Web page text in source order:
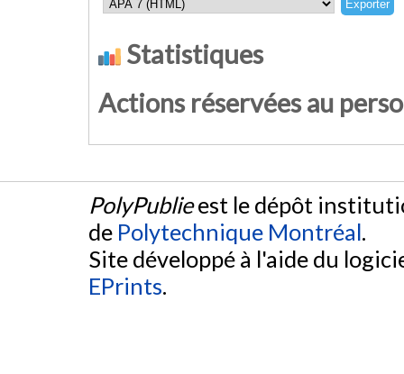
Statistiques
Actions réservées au
PolyPublieest le dépôt
de Polytechnique Montréal.
Site développé à l'aide du
EPrints.